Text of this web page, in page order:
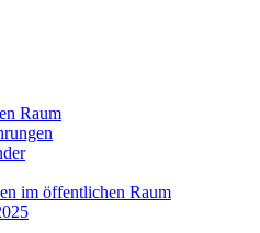
Raum
im öffentlichen Raum